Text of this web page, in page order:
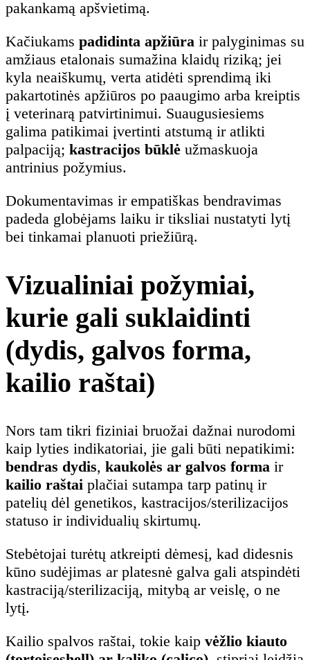
pakankamą apšvietimą.
Kačiukams padidinta apžiūra ir palyginimas su
amžiaus etalonais sumažina klaidų riziką; jei
kyla neaiškumų, verta atidėti sprendimą iki
pakartotinės apžiūros po paaugimo arba kreiptis
į veterinarą patvirtinimui. Suaugusiesiems
galima patikimai įvertinti atstumą ir atlikti
palpaciją; kastracijos būklė užmaskuoja
antrinius požymius.
Dokumentavimas ir empatiškas bendravimas
padeda globėjams laiku ir tiksliai nustatyti lytį
bei tinkamai planuoti priežiūrą.
Vizualiniai požymiai,
kurie gali suklaidinti
(dydis, galvos forma,
kailio raštai)
Nors tam tikri fiziniai bruožai dažnai nurodomi
kaip lyties indikatoriai, jie gali būti nepatikimi:
bendras dydis, kaukolės ar galvos forma ir
kailio raštai plačiai sutampa tarp patinų ir
patelių dėl genetikos, kastracijos/sterilizacijos
statuso ir individualių skirtumų.
Stebėtojai turėtų atkreipti dėmesį, kad didesnis
kūno sudėjimas ar platesnė galva gali atspindėti
kastraciją/sterilizaciją, mitybą ar veislę, o ne
lytį.
Kailio spalvos raštai, tokie kaip vėžlio kiauto